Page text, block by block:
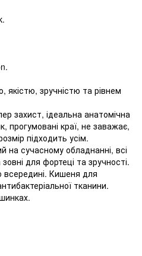
якістю, зручністю та рівнем
захист, ідеальна анатомічна
прогумовані краї, не заважає,
підходить усім.
на сучасному обладнанні, всі
для фортеці та зручності.
всередині. Кишеня для
тканини.